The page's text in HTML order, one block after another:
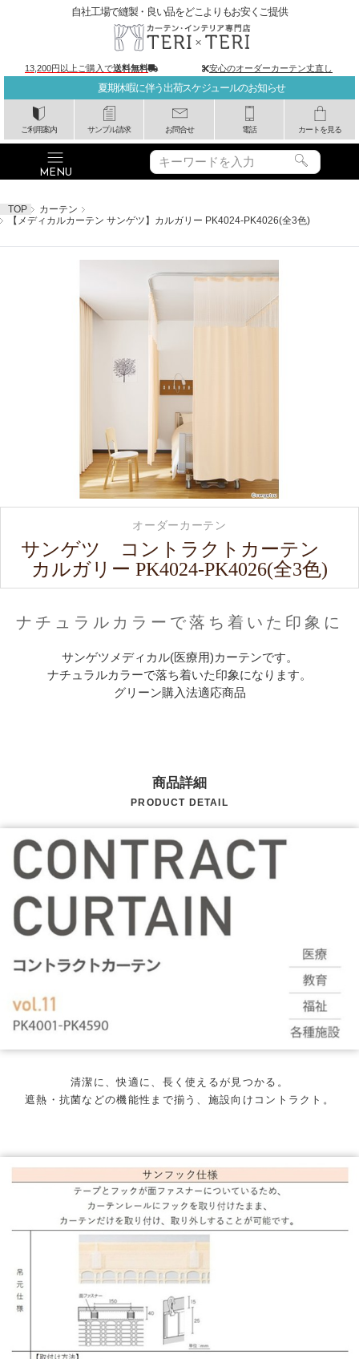
夏期休暇に伴う出荷スケジュールのお知らせ
ご利用案内 サンプル請求 お問合せ 電話 カートを見る
自社工場で縫製・良い品をどこよりもお安くご提供
13,200円以上ご購入で送料無料 安心のオーダーカーテン丈直し
TOP
カーテン
【メディカルカーテン サンゲツ】カルガリー PK4024-PK4026(全3色)
ナチュラルカラーで落ち着いた印象に
オーダーカーテン
サンゲツ コントラクトカーテン
カルガリー PK4024-PK4026(全3色)
サンゲツメディカル(医療用)カーテンです。
ナチュラルカラーで落ち着いた印象になります。
グリーン購入法適応商品
商品詳細
PRODUCT DETAIL
清潔に、快適に、長く使えるが見つかる。
遮熱・抗菌などの機能性まで揃う、施設向けコントラクト。